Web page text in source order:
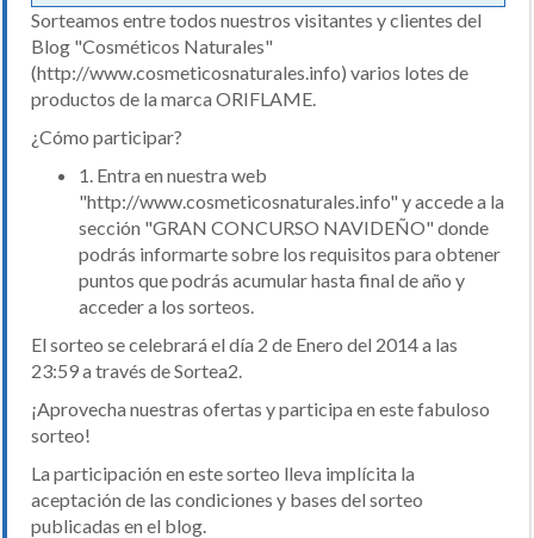
Sorteamos entre todos nuestros visitantes y clientes del
Blog "Cosméticos Naturales"
(http://www.cosmeticosnaturales.info) varios lotes de
productos de la marca ORIFLAME.
¿Cómo participar?
1. Entra en nuestra web
"http://www.cosmeticosnaturales.info" y accede a la
sección "GRAN CONCURSO NAVIDEÑO" donde
podrás informarte sobre los requisitos para obtener
puntos que podrás acumular hasta final de año y
acceder a los sorteos.
El sorteo se celebrará el día 2 de Enero del 2014 a las
23:59 a través de Sortea2.
¡Aprovecha nuestras ofertas y participa en este fabuloso
sorteo!
La participación en este sorteo lleva implícita la
aceptación de las condiciones y bases del sorteo
publicadas en el blog.